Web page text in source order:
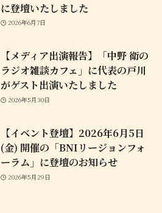
に登壇いたしました
2026年6月7日
【メディア出演報告】「中野 衛の
ラジオ雑談カフェ」に代表の戸川
がゲスト出演いたしました
2026年5月30日
【イベント登壇】2026年6月5日
(金) 開催の「BNIリージョンフォ
ーラム」に登壇のお知らせ
2026年5月29日